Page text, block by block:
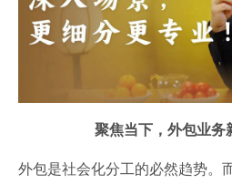
聚焦当下，外包业务
外包是社会化分工的必然趋势。